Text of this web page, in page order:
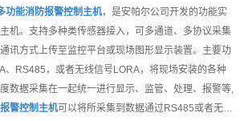
功能消防报警控制主机，是安帕尔公司开发的功能实
机。支持多种类传感器接入，可多通道、多协议采集
讯方式上传至监控平台或现场图形显示装置。主要功
、RS485，或者无线信号LORA，将现场安装的各种
数据采集在一起统一进行显示、监管、处理、报警等,
警控制主机可以将所采集到数据通过RS485或者无线